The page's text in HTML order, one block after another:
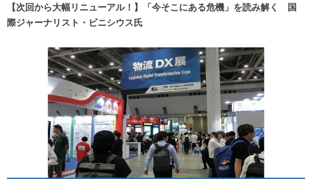
【次回から大幅リニューアル！】「今そこにある危機」を読み解く 国
際ジャーナリスト・ビニシウス氏